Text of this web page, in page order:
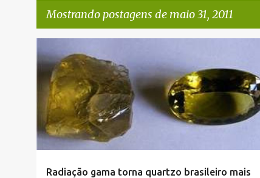
Mostrando postagens de maio 31, 2011
P
o
s
a
g
Radiação gama torna quartzo brasileiro mais
DIVERSOS NOTÍCIAS